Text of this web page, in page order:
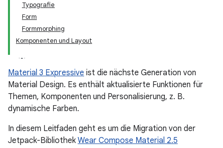
Typografie
Form
Formmorphing
Komponenten und Layout
Material 3 Expressive ist die nächste Generation von
Material Design. Es enthält aktualisierte Funktionen für
Themen, Komponenten und Personalisierung, z. B.
dynamische Farben.
In diesem Leitfaden geht es um die Migration von der
Jetpack-Bibliothek Wear Compose Material 2.5